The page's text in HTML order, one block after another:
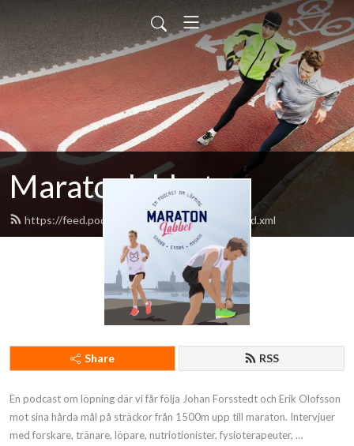
Maratonlabbet
https://feed.podbean.com/maratonlabbet/feed.xml
Share RSS
En podcast om löpning där vi får följa Johan Forsstedt och Erik Olofsson
mot sina hårda mål på sträckor från 1500m upp till maraton. Intervjuer
med forskare, tränare, löpare, nutriotionister, fysioterapeuter,